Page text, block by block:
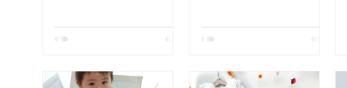
ト」の感動をぜひご体験をいただき
記事ではグランアニバーサリーのク
ーポンの使い方をご説明します。
してしまったりと、思いがけないこ
ご使用中に生じた破損について、お
客様のご負担を軽減します。